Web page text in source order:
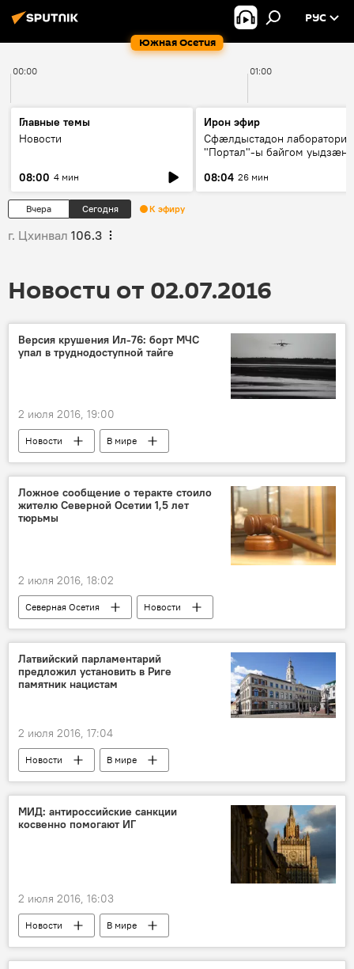
Южная Осетия
РУС
00:00 01:00
Главные темы
Новости
08:00 4 мин
Ирон эфир
Сфæлдыстадон лаборатори
"Портал"-ы байгом уыдзæн
Æхсары куыстыты равдыст
08:04 26 мин
Вчера Сегодня К эфиру
г. Цхинвал 106.3
Новости от 02.07.2016
Версия крушения Ил-76: борт МЧС
упал в труднодоступной тайге
2 июля 2016, 19:00
Новости В мире
Ложное сообщение о теракте стоило
жителю Северной Осетии 1,5 лет
тюрьмы
2 июля 2016, 18:02
Северная Осетия Новости
Латвийский парламентарий
предложил установить в Риге
памятник нацистам
2 июля 2016, 17:04
Новости В мире
МИД: антироссийские санкции
косвенно помогают ИГ
2 июля 2016, 16:03
Новости В мире